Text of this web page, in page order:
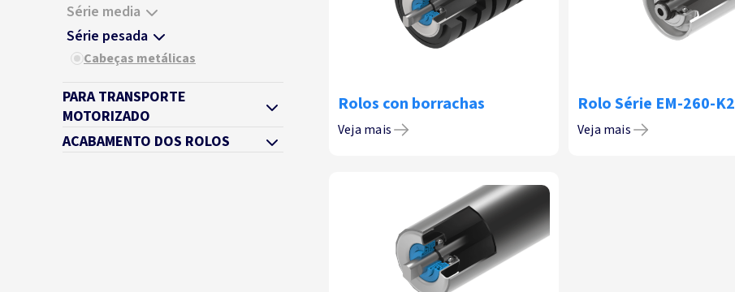
Série media
Série pesada
Cabeças metálicas
PARA TRANSPORTE
MOTORIZADO
ACABAMENTO DOS ROLOS
Rolos con borrachas
Veja mais
Rolo Série EM-260-K2
Veja mais